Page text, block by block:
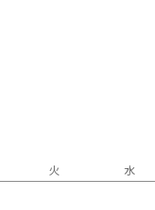
火 水